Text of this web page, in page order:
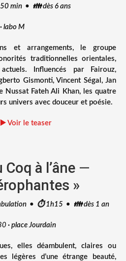
min • 👪 dès 6 ans
· labo M
et arrangements, le groupe
traditionnelles orientales,
Influencés par Fairouz,
Gismonti, Vincent Ségal, Jan
Nussat Fateh Ali Khan, les quatre
univers avec douceur et poésie.
▶️ Voir le teaser
Coq à l’âne —
»
• ⏱️ 1h15 • 👪 dès 1 an
· place Jourdain
elles déambulent, claires ou
légères d’une étrange beauté,